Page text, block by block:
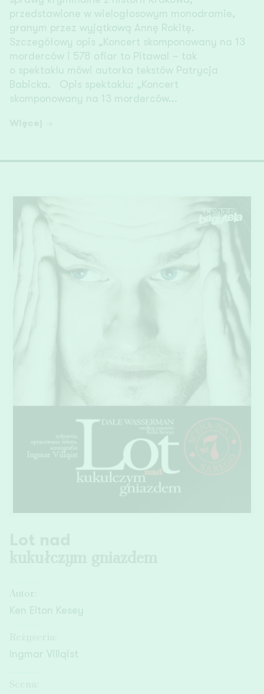
przedstawione w wielogłosowym monodramie,
granym przez wyjątkową Annę Rokitę.
Szczegółowy opis „Koncert skomponowany na 13
morderców i 578 ofiar to Pitawal – tak
o spektaklu mówi autorka tekstów Patrycja
Babicka. Opis spektaklu: „Koncert
skomponowany na 13 morderców...
Autor:
Ken Elton Kesey
Ingmar Villqist